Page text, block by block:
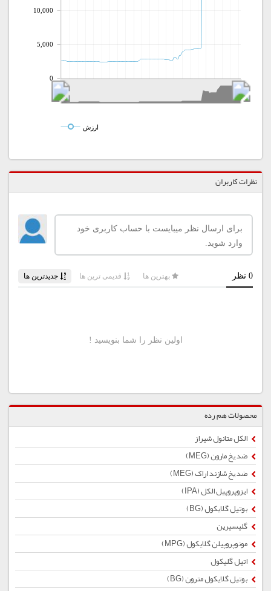
0
5,000
10,000
ارزش
نظرات کاربران
محصولات هم رده
الکل متانول شیراز
ضد یخ مارون (MEG)
ضد یخ شازند اراک (MEG)
ایزوپروپیل الکل (IPA)
بوتیل گلایكول (BG)
گلیسیرین
مونوپروپیلن گلایکول (MPG)
اتیل گلیکول
بوتیل گلایكول مترون (BG)